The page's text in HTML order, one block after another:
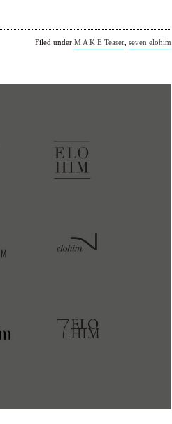
Filed under M A K E Teaser, seven elohim